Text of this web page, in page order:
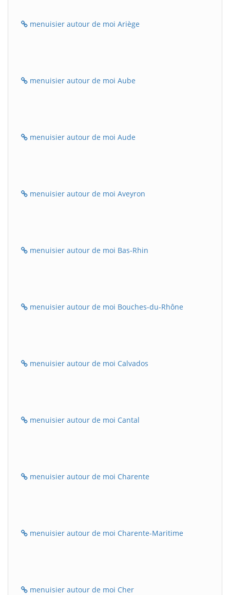
menuisier autour de moi Ariège
menuisier autour de moi Aube
menuisier autour de moi Aude
menuisier autour de moi Aveyron
menuisier autour de moi Bas-Rhin
menuisier autour de moi Bouches-du-Rhône
menuisier autour de moi Calvados
menuisier autour de moi Cantal
menuisier autour de moi Charente
menuisier autour de moi Charente-Maritime
menuisier autour de moi Cher